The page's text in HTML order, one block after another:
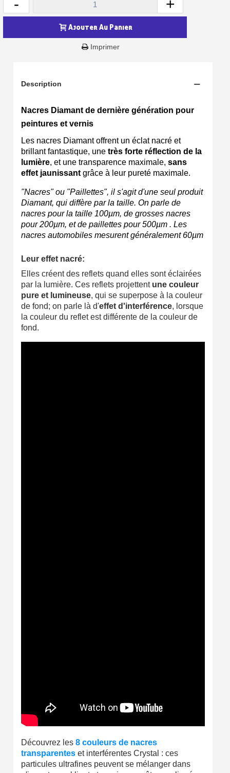
Livraison offerte en France métropolitaine pour 250€ d'achats
Paiement en 4x sans frais dès 30€ d'achats
Votre devis en ligne en moins d'1 minute
Gagnez des points de fidélité à chaque commande
Livraison sous 24 h en France Métropolitaine
Retour produits sous 14 jours
Réduction de 5€ sur la première commande
10€ de bon d'achat pour chaque parrainage
Livraison sous 24 h en France Métropolitaine
Livraison offerte en France métropolitaine pour 250€ d'achats
Paiement en 4x sans frais dès 30€ d'achats
Votre devis en ligne en moins d'1 minute
Partagez vos créations et obtenez des bons d'achat
Gagnez des points de fidélité à chaque commande
Livraison sous 24 h en France Métropolitaine
- +
Ajouter Au Panier
Imprimer
Description
Nacres Diamantde dernière génération pour
peintures et vernis
Les nacres Diamant offrent un éclat nacré et
brillant fantastique, une très forte réflection de la
lumière, et une transparence maximale, sans
effet jaunissantgrâce à leur pureté maximale.
"Nacres" ou "Paillettes", il s'agit d'une seul produit
Diamant, qui diffère par la taille. On parle de
nacres pour la taille 100µm, de grosses nacres
pour 200µm, et de paillettes pour 500µm . Les
nacres automobiles mesurent généralement 60µm
Leur effet nacré:
Elles créent des reflets quand elles sont éclairées
par la lumière. Ces reflets projettent une couleur
pure et lumineuse, qui se superpose à la couleur
de fond; on parle là d'effet d'interférence, lorsque
la couleur du reflet est différente de la couleur de
fond.
Découvrez les 8 couleurs de nacres
transparenteset interférentes Crystal : ces
particules ultrafines peuvent se mélanger dans